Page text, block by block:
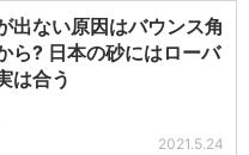
出ない原因はバウンス角
ら? 日本の砂にはローバ
は合う
2021.5.24